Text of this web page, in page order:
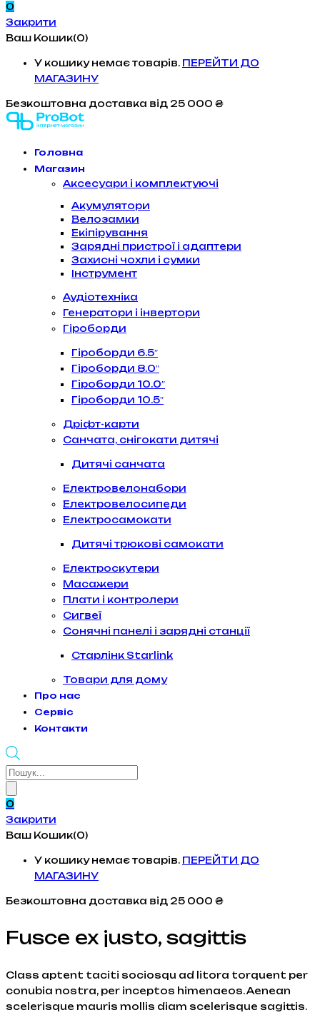
0
Закрити
Ваш Кошик(0)
У кошику немає товарів. ПЕРЕЙТИ ДО
МАГАЗИНУ
Безкоштовна доставка від 25 000 ₴
Головна
Магазин
Аксесуари і комплектуючі
Акумулятори
Велозамки
Екіпірування
Зарядні пристрої і адаптери
Захисні чохли і сумки
Інструмент
Аудіотехніка
Генератори і інвертори
Гіроборди
Гіроборди 6.5″
Гіроборди 8.0″
Гіроборди 10.0″
Гіроборди 10.5″
Дріфт-карти
Санчата, снігокати дитячі
Дитячі санчата
Електровелонабори
Електровелосипеди
Електросамокати
Дитячі трюкові самокати
Електроскутери
Масажери
Плати і контролери
Сигвеї
Сонячні панелі і зарядні станції
Старлінк Starlink
Товари для дому
Про нас
Сервіс
Контакти
Products
0
Закрити
Ваш Кошик(0)
У кошику немає товарів. ПЕРЕЙТИ ДО
МАГАЗИНУ
Безкоштовна доставка від 25 000 ₴
Fusce ex justo, sagittis
Class aptent taciti sociosqu ad litora torquent per
conubia nostra, per inceptos himenaeos. Aenean
scelerisque mauris mollis diam scelerisque sagittis.